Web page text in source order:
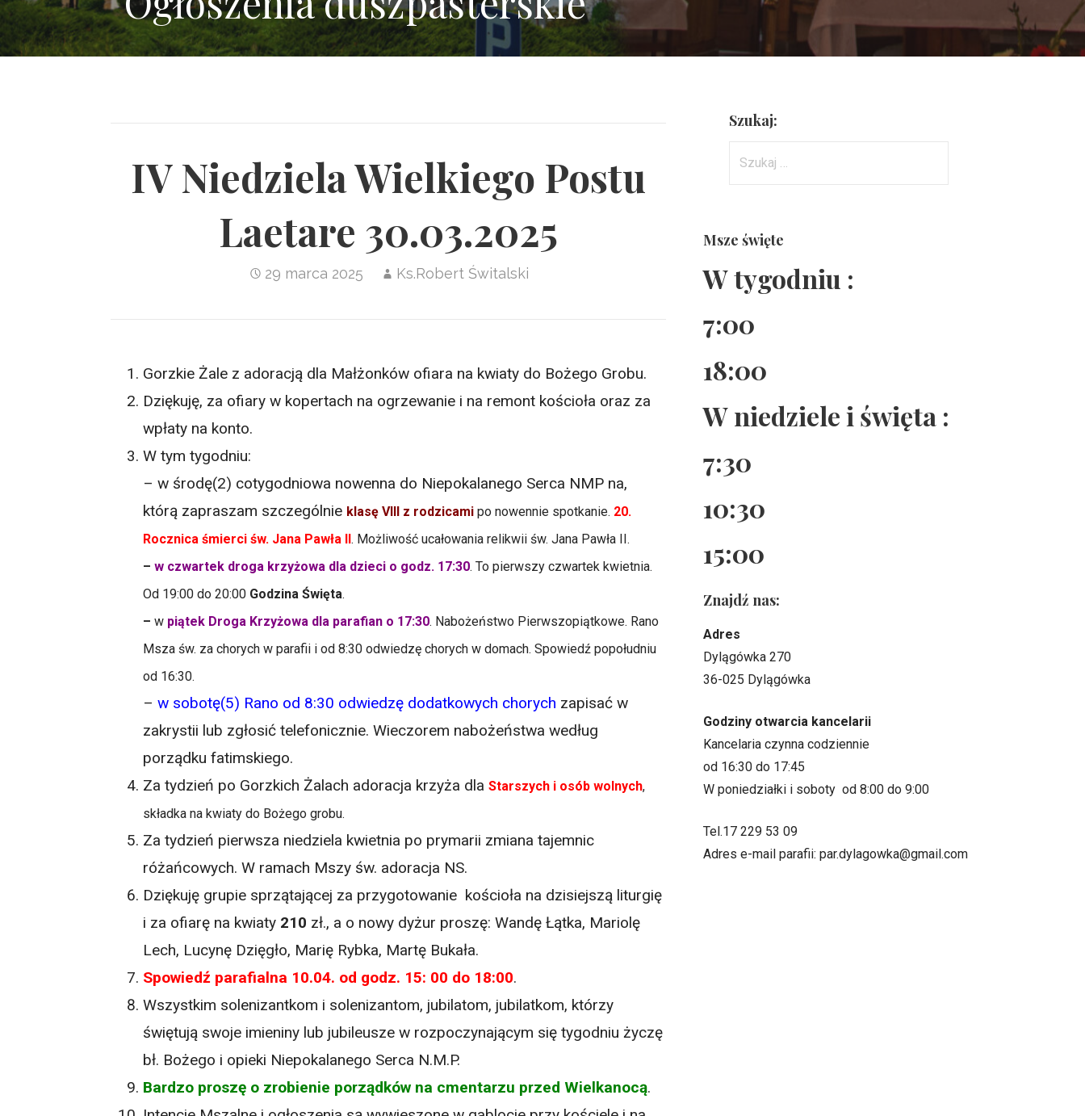
IV Niedziela Wielkiego Postu
Laetare 30.03.2025
29 marca 2025 Ks.Robert Świtalski
Gorzkie Żale z adoracją dla Małżonków ofiara na kwiaty do Bożego Grobu.
Dziękuję, za ofiary w kopertach na ogrzewanie i na remont kościoła oraz za
wpłaty na konto.
W tym tygodniu:
– w środę(2) cotygodniowa nowenna do Niepokalanego Serca NMP na,
którą zapraszam szczególnie klasę VIII z rodzicami po nowennie spotkanie. 20.
Rocznica śmierci św. Jana Pawła II. Możliwość ucałowania relikwii św. Jana Pawła II.
–w czwartek droga krzyżowa dla dzieci o godz. 17:30. To pierwszy czwartek kwietnia.
Od 19:00 do 20:00 Godzina Święta.
–w piątek Droga Krzyżowa dla parafian o 17:30. Nabożeństwo Pierwszopiątkowe. Rano
Msza św. za chorych w parafii i od 8:30 odwiedzę chorych w domach. Spowiedź popołudniu
od 16:30.
–w sobotę(5) Rano od 8:30 odwiedzę dodatkowych chorych zapisać w
zakrystii lub zgłosić telefonicznie. Wieczorem nabożeństwa według
porządku fatimskiego.
Za tydzień po Gorzkich Żalach adoracja krzyża dlaStarszych i osób wolnych,
składka na kwiaty do Bożego grobu.
Za tydzień pierwsza niedziela kwietnia po prymarii zmiana tajemnic
różańcowych. W ramach Mszy św. adoracja NS.
Dziękuję grupie sprzątającej za przygotowanie kościoła na dzisiejszą liturgię
i za ofiarę na kwiaty 210 zł., a o nowy dyżur proszę: Wandę Łątka, Mariolę
Lech, Lucynę Dzięgło, Marię Rybka, Martę Bukała.
Spowiedź parafialna 10.04. od godz. 15: 00 do 18:00.
Wszystkim solenizantkom i solenizantom, jubilatom, jubilatkom, którzy
świętują swoje imieniny lub jubileusze w rozpoczynającym się tygodniu życzę
bł. Bożego i opieki Niepokalanego Serca N.M.P.
Bardzo proszę o zrobienie porządków na cmentarzu przed Wielkanocą.
Szukaj:
Msze święte
W tygodniu :
7:00
18:00
W niedziele i święta :
7:30
10:30
15:00
Znajdź nas:
Adres
Dylągówka 270
36-025 Dylągówka
Godziny otwarcia kancelarii
Kancelaria czynna codziennie
od 16:30 do 17:45
W poniedziałki i soboty od 8:00 do 9:00
Tel.17 229 53 09
Adres e-mail parafii: par.dylagowka@gmail.com